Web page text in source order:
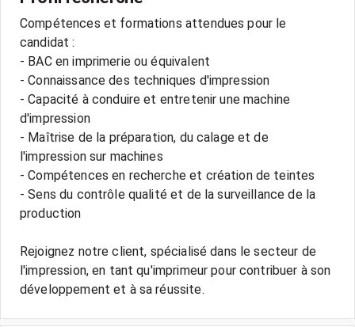
Compétences et formations attendues pour le
candidat :
- BAC en imprimerie ou équivalent
- Connaissance des techniques d'impression
- Capacité à conduire et entretenir une machine
d'impression
- Maîtrise de la préparation, du calage et de
l'impression sur machines
- Compétences en recherche et création de teintes
- Sens du contrôle qualité et de la surveillance de la
production
Rejoignez notre client, spécialisé dans le secteur de
l'impression, en tant qu'imprimeur pour contribuer à son